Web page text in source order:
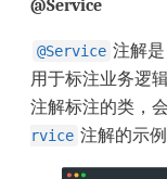
@Service
@Service 注解是
用于标注业务逻
注解标注的类，
rvice 注解的示例